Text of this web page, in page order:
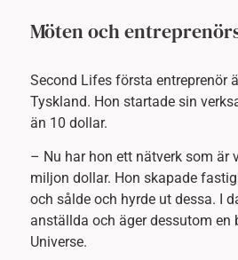
Möten och
Second Lifes första entreprenör
Tyskland. Hon startade sin
än 10 dollar.
– Nu har hon ett nätverk som är
miljon dollar. Hon skapade
och sålde och hyrde ut dessa. I
anställda och äger dessutom en
Universe.